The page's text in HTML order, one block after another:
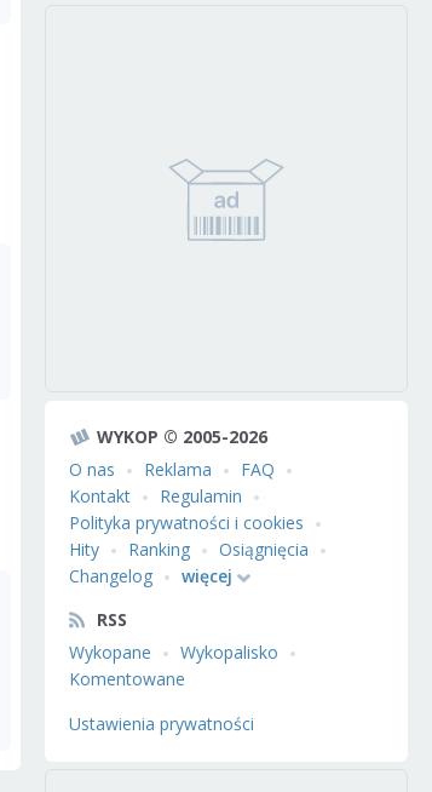
WYKOP © 2005-2026
O nas
Reklama
FAQ
Kontakt
Regulamin
Polityka prywatności i cookies
Hity
Ranking
Osiągnięcia
Changelog
więcej
RSS
Wykopane
Wykopalisko
Komentowane
Ustawienia prywatności